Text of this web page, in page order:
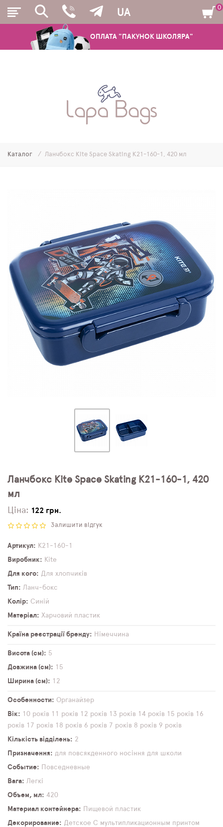
ОПЛАТА "ПАКУНОК ШКОЛЯРА"
UA
ШКІЛЬНІ РЮКЗАКИ ТА РАНЦІ
МОЛОДІЖНІ РЮКЗАКИ
DELUNE
SCHOOL STANDARD
SKYNAME
РОЗПРОДАЖ
0
Каталог Ланчбокс Kite Space Skating K21-160-1, 420 мл
Ланчбокс Kite Space Skating K21-160-1, 420
мл
Ціна: 122 грн.
Залишити відгук
Артикул
K21-160-1
Виробник
Kite
Для кого
Для хлопчиків
Тип
Ланч-бокс
Колір
Синій
Матеріал
Харчовий пластик
Країна реєстрації бренду Німеччина
Висота (см)
5
Довжина (см)
15
Ширина (см)
12
Особенности
Органайзер
Вік
10 років 11 років 12 років 13 років 14 років 15 років 16
років 17 років 18 років 6 років 7 років 8 років 9 років
Кількість відділень
2
Призначення
для повсякденного носіння для школи
Событие
Повседневные
Вага
Легкі
Объем, мл
420
Материал контейнера
Пищевой пластик
Декорирование
Детское С мультипликационным принтом